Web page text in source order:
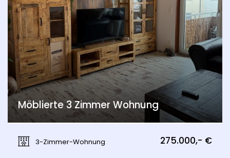
Möblierte 3 Zimmer Wohnung
3-Zimmer-Wohnung
275.000,- €